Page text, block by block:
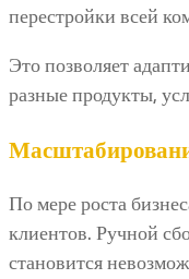
перестройки всей
Это позволяет
разные продукты,
По мере роста
клиентов. Ручной
становится